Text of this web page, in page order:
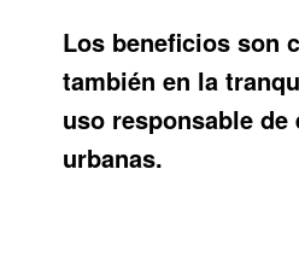
Los beneficios son
también en la
uso responsable
urbanas.